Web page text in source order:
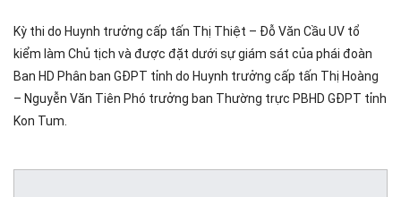
Kỳ thi do Huynh trưởng cấp tấn Thị Thiệt – Đỗ Văn Cầu UV tổ
kiểm làm Chủ tịch và được đặt dưới sự giám sát của phái đoàn
Ban HD Phân ban GĐPT tỉnh do Huynh trưởng cấp tấn Thị Hoàng
– Nguyễn Văn Tiên Phó trưởng ban Thường trực PBHD GĐPT tỉnh
Kon Tum.